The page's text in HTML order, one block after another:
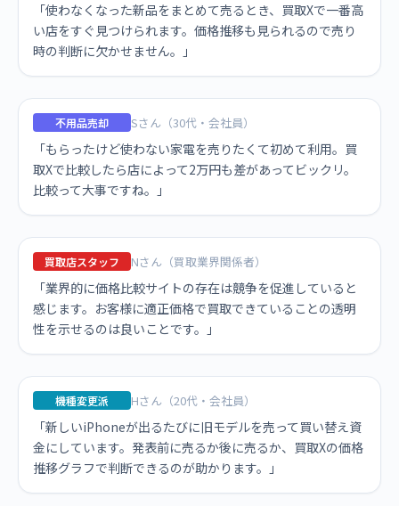
「使わなくなった新品をまとめて売るとき、買取Xで一番高
い店をすぐ見つけられます。価格推移も見られるので売り
時の判断に欠かせません。」
不用品売却 Sさん（30代・会社員）
「もらったけど使わない家電を売りたくて初めて利用。買
取Xで比較したら店によって2万円も差があってビックリ。
比較って大事ですね。」
買取店スタッフ Nさん（買取業界関係者）
「業界的に価格比較サイトの存在は競争を促進していると
感じます。お客様に適正価格で買取できていることの透明
性を示せるのは良いことです。」
機種変更派 Hさん（20代・会社員）
「新しいiPhoneが出るたびに旧モデルを売って買い替え資
金にしています。発表前に売るか後に売るか、買取Xの価格
推移グラフで判断できるのが助かります。」